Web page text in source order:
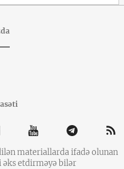
materiallarda ifadə olunan
etdirməyə bilər